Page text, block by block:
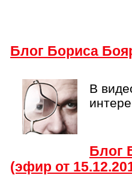
Блог Бориса
В
Блог
(эфир от